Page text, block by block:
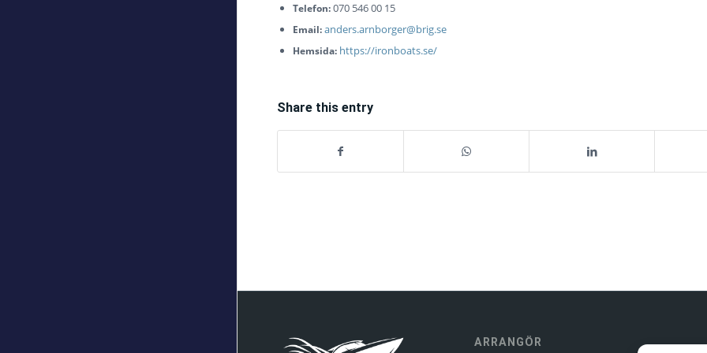
Telefon:070 546 00 15
Email:anders.arnborger@brig.se
Hemsida: https://ironboats.se/
Share this entry
ARRANGÖR